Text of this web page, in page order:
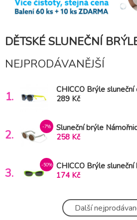
DĚTSKÉ SLUNEČNÍ
NEJPRODÁVANĚJŠÍ
1.
CHICCO Brýle
289 Kč
2.
-7%
Sluneční brýle
258 Kč
3.
-50%
CHICCO Brýle
2023 12m+
174 Kč
Sluneční brýle Blue
310 KčDalší